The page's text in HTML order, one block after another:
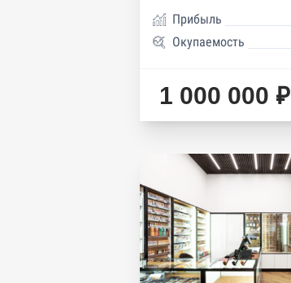
Прибыль
Окупаемость
1 000 000 ₽